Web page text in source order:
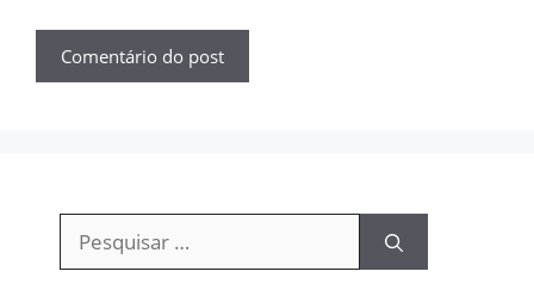
Pesquisar
por: